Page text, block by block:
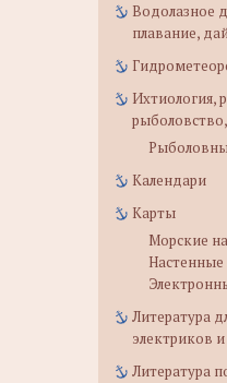
Водолазное
плавание,
Ихтиология,
Календари
Карты
Морские
Литература
электриков
Литература